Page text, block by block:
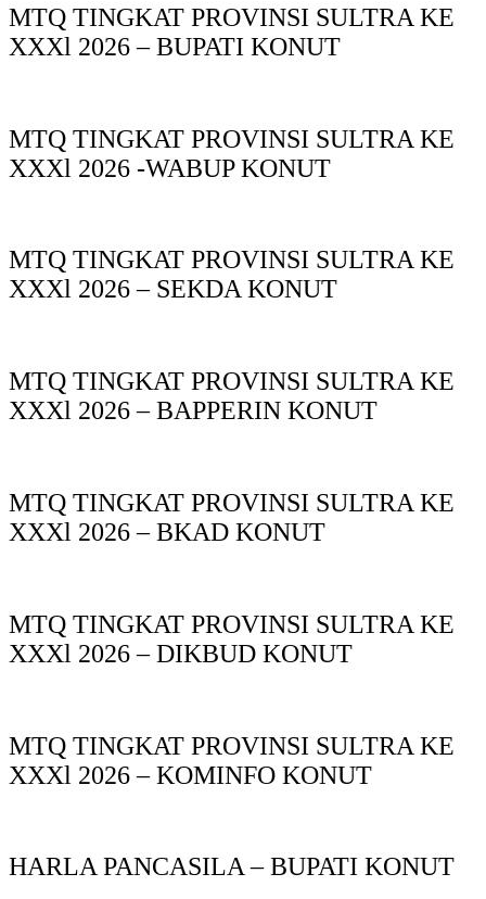
MTQ TINGKAT PROVINSI SULTRA KE
XXXl 2026 – BUPATI KONUT
MTQ TINGKAT PROVINSI SULTRA KE
XXXl 2026 -WABUP KONUT
MTQ TINGKAT PROVINSI SULTRA KE
XXXl 2026 – SEKDA KONUT
MTQ TINGKAT PROVINSI SULTRA KE
XXXl 2026 – BAPPERIN KONUT
MTQ TINGKAT PROVINSI SULTRA KE
XXXl 2026 – BKAD KONUT
MTQ TINGKAT PROVINSI SULTRA KE
XXXl 2026 – DIKBUD KONUT
MTQ TINGKAT PROVINSI SULTRA KE
XXXl 2026 – KOMINFO KONUT
HARLA PANCASILA – BUPATI KONUT